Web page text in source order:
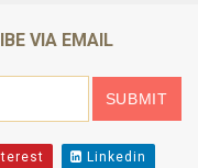
VIA EMAIL
Linkedin